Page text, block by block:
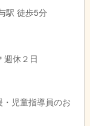
駅 徒歩5分
休２日
１からＯＫで
児童指導員のお